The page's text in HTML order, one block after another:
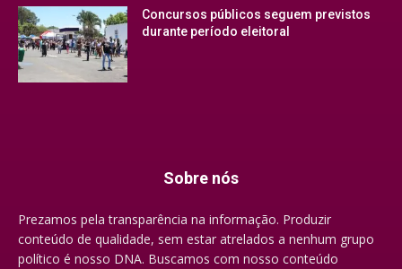
Concursos públicos seguem previstos
durante período eleitoral
Sobre nós
Prezamos pela transparência na informação. Produzir
conteúdo de qualidade, sem estar atrelados a nenhum grupo
político é nosso DNA. Buscamos com nosso conteúdo